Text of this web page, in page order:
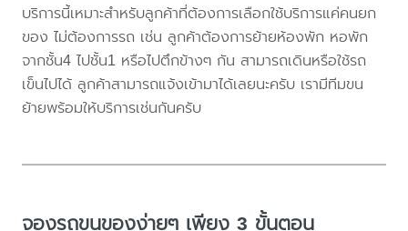
บริการนี้เหมาะสำหรับลูกค้าที่ต้องการเลือกใช้บริการแค่คนยก
ของ ไม่ต้องการรถ เช่น ลูกค้าต้องการย้ายห้องพัก หอพัก
จากชั้น4 ไปชั้น1 หรือไปตึกข้างๆ กัน สามารถเดินหรือใช้รถ
เข็นไปได้ ลูกค้าสามารถแจ้งเข้ามาได้เลยนะครับ เรามีทีมขน
ย้ายพร้อมให้บริการเช่นกันครับ
จองรถขนของง่ายๆ เพียง 3 ขั้นตอน